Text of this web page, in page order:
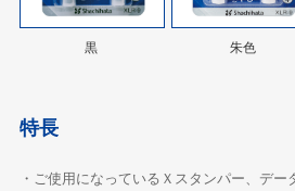
黒 朱色
特長
・ご使用になっているＸスタンパー、デ